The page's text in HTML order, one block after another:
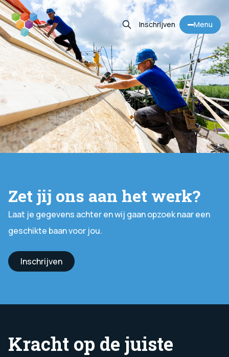
Inschrijven Menu
Vacatures
Diensten
Informatie
Inschrijven
Zet jij ons aan het werk?
Laat je gegevens achter en wij gaan opzoek naar een
geschikte baan voor jou.
Inschrijven
Kracht op de juiste